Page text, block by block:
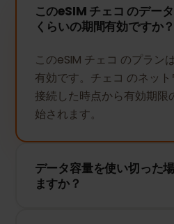
このeSIM チェコ のデー
くらいの期間有効ですか？
このeSIM チェコ のプラン
有効です。チェコ のネッ
接続した時点から有効期限
始されます。
データ容量を使い切った
ますか？